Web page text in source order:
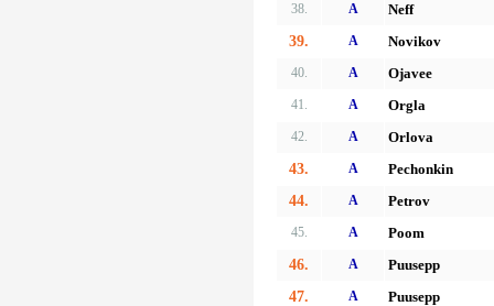
38. A
Neff
39.
A Novikov
40. A Ojavee
41. A Orgla
42. A
Orlova
43.
A
Pechonkin
44.
A Petrov
45. A
Poom
46.
A
Puusepp
47.
A Puusepp